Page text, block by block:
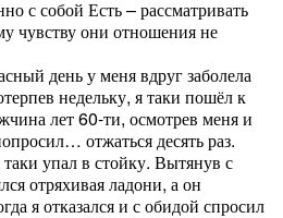
с собой Есть – рассматривать
чувству они отношения не
день у меня вдруг заболела
недельку, я таки пошёл к
лет 60-ти, осмотрев меня и
отжаться десять раз.
упал в стойку. Вытянув с
отряхивая ладони, а он
я отказался и с обидой спросил